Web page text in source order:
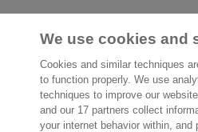
ayudarte
Contáctanos
Paseo de la Castellana 200
We use cookies and
Cookies and similar techniques
to function properly. We use
techniques to improve our
and our 17 partners collect
your internet behavior within, and